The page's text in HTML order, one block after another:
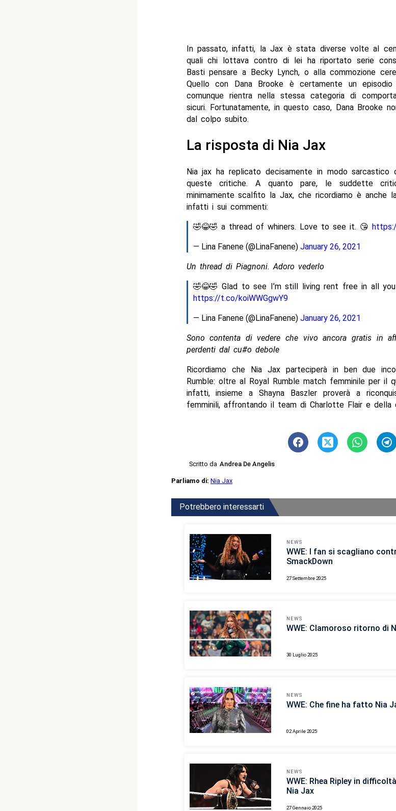
In passato, infatti, la Jax è stata diverse volte al
quali chi lottava contro di lei ha riportato serie
Basti pensare a Becky Lynch, o alla commozione
Quello con Dana Brooke è certamente un
comunque rientra nella stessa categoria di
sicuri. Fortunatamente, in questo caso, Dana Brooke
dal colpo subito.
La risposta di Nia Jax
Nia jax ha replicato decisamente in modo
queste critiche. A quanto pare, le suddette
minimamente scalfito la Jax, che ricordiamo è anche
infatti i sui commenti:
🤣😂🤣 a thread of whiners. Love to see it. 😘
— Lina Fanene (@LinaFanene) January 26, 2021
Un thread di Piagnoni. Adoro vederlo
🤣😂🤣 Glad to see I’m still living rent free in all you
https://t.co/koiWWGgwY9
— Lina Fanene (@LinaFanene) January 26, 2021
Sono contenta di vedere che vivo ancora gratis in
perdenti dal cu#o debole
Ricordiamo che Nia Jax parteciperà in ben due
Rumble: oltre al Royal Rumble match femminile per il
infatti, insieme a Shayna Baszler proverà a
femminili, affrontando il team di Charlotte Flair e della
Scritto da Andrea De Angelis
Parliamo di: Nia Jax
Potrebbero interessarti
NEWS
WWE: I fan si scagliano
SmackDown
27 Settembre 2025
NEWS
WWE: Clamoroso ritorno di
30 Luglio 2025
NEWS
WWE: Che fine ha fatto Nia
02 Aprile 2025
NEWS
WWE: Rhea Ripley in
Nia Jax
27 Gennaio 2025